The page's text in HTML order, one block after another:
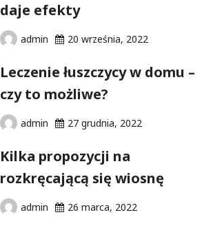
daje efekty
admin 20 września, 2022
Leczenie łuszczycy w domu –
czy to możliwe?
admin 27 grudnia, 2022
Kilka propozycji na
rozkręcającą się wiosnę
admin 26 marca, 2022